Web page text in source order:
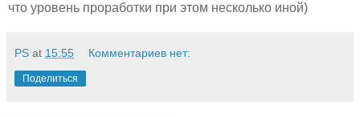
что уровень проработки при этом несколько иной)
PS at 15:55 Комментариев нет:
Поделиться